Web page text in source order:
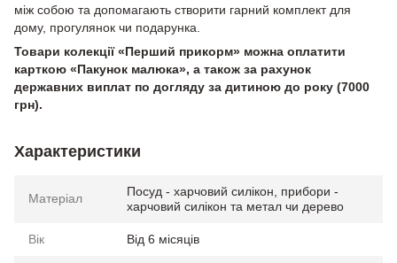
між собою та допомагають створити гарний комплект для
дому, прогулянок чи подарунка.
Товари колекції «Перший прикорм» можна оплатити
карткою «Пакунок малюка», а також за рахунок
державних виплат по догляду за дитиною до року (7000
грн).
Характеристики
Матеріал
Посуд - харчовий силікон, прибори -
харчовий силікон та метал чи дерево
Вік Від 6 місяців